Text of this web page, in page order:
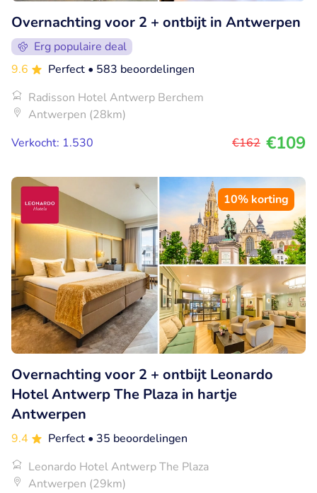
Overnachting voor 2 + ontbijt in Antwerpen
Erg populaire deal
9.6
Perfect • 583 beoordelingen
Radisson Hotel Antwerp Berchem
Antwerpen (28km)
Verkocht: 1.530
€162 €109
10% korting
Overnachting voor 2 + ontbijt Leonardo
Hotel Antwerp The Plaza in hartje
Antwerpen
9.4 Perfect • 35 beoordelingen
Leonardo Hotel Antwerp The Plaza
Antwerpen (29km)